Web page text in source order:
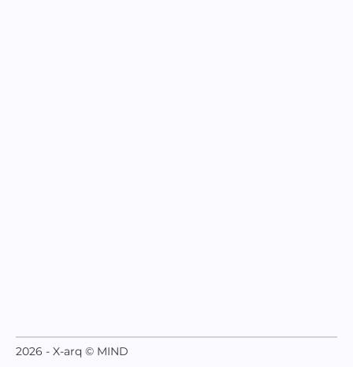
2026 - X-arq © MIND